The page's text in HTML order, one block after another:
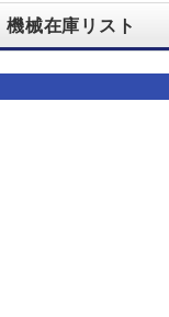
機械在庫リスト